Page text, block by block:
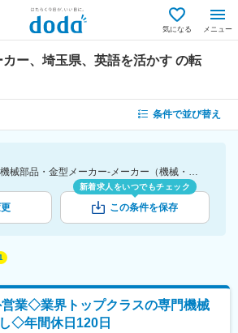
気になる メニュー
ー、埼玉県、英語を活かす の転
条件で並び替え
[勤務地]埼玉県 [業種]機械部品・金型メーカー-メーカー（機械・電気）業界 [詳細条件](語学)英語を活かす
新着求人をいつでもチェック
この条件を保存
営業◇業界トップクラスの専門機械
◇年間休日120日